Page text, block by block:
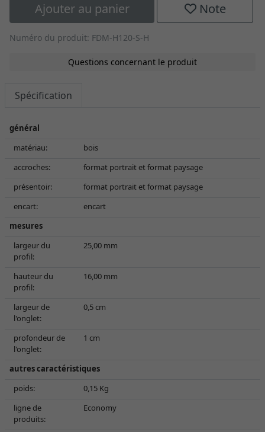
Ajouter au panier Note
Numéro du produit: FDM-H120-S-H
Questions concernant le produit
Spécification
général
matériau:
bois
accroches:
format portrait et format paysage
présentoir:
format portrait et format paysage
encart:
encart
mesures
largeur du
profil:
25,00 mm
hauteur du
profil:
16,00 mm
largeur de
l'onglet:
0,5 cm
profondeur de
l'onglet:
1 cm
autres caractéristiques
poids:
0,15 Kg
ligne de
produits:
Economy